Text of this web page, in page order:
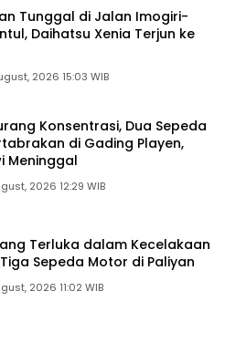
Tunggal di Jalan Imogiri-
Daihatsu Xenia Terjun ke
2026 15:03 WIB
Konsentrasi, Dua Sepeda
di Gading Playen,
Meninggal
2026 12:29 WIB
Terluka dalam Kecelakaan
Sepeda Motor di Paliyan
2026 11:02 WIB